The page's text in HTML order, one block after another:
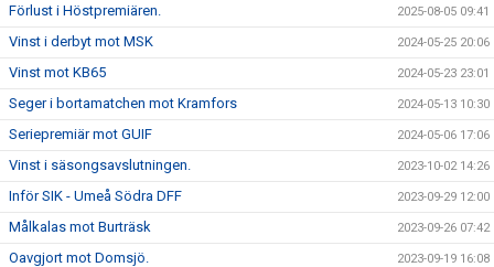
Förlust i Höstpremiären. 2025-08-05 09:41
Vinst i derbyt mot MSK 2024-05-25 20:06
Vinst mot KB65 2024-05-23 23:01
Seger i bortamatchen mot Kramfors 2024-05-13 10:30
Seriepremiär mot GUIF 2024-05-06 17:06
Vinst i säsongsavslutningen. 2023-10-02 14:26
Inför SIK - Umeå Södra DFF 2023-09-29 12:00
Målkalas mot Burträsk 2023-09-26 07:42
Oavgjort mot Domsjö. 2023-09-19 16:08